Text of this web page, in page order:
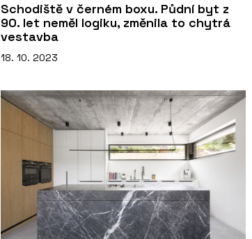
Schodiště v černém boxu. Půdní byt z
90. let neměl logiku, změnila to chytrá
vestavba
18. 10. 2023